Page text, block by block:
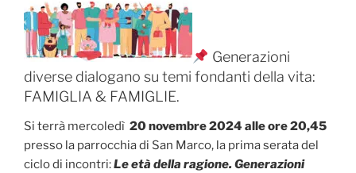
Generazioni
diverse dialogano su temi fondanti della vita:
FAMIGLIA & FAMIGLIE.
Si terrà mercoledì 20 novembre 2024 alle ore 20,45
presso la parrocchia di San Marco, la prima serata del
ciclo di incontri:Le età della ragione. Generazioni